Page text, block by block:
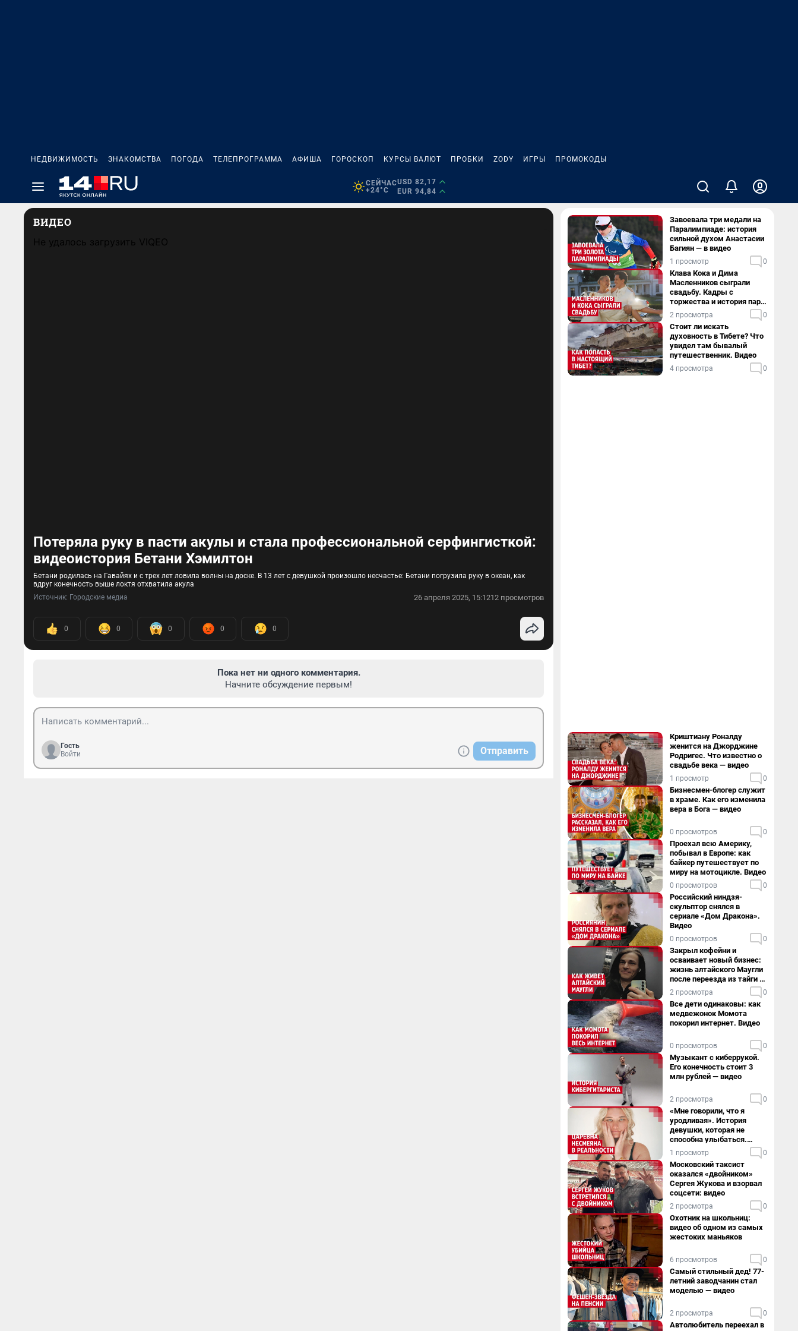
НЕДВИЖИМОСТЬ ЗНАКОМСТВА ПОГОДА ТЕЛЕПРОГРАММА АФИША ГОРОСКОП КУРСЫ ВАЛЮТ ПРОБКИ ZODY ИГРЫ ПРОМОКОДЫ
СЕЙЧАС
+24°C
USD 82,17
EUR 94,84
ВИДЕО
Не удалось загрузить VIQEO
Потеряла руку в пасти акулы и стала профессиональной серфингисткой:
видеоистория Бетани Хэмилтон
Бетани родилась на Гавайях и с трех лет ловила волны на доске. В 13 лет с девушкой произошло несчастье: Бетани погрузила руку в океан, как
вдруг конечность выше локтя отхватила акула
Источник: Городские медиа 26 апреля 2025, 15:1212 просмотров
0 0 0 0 0
Пока нет ни одного комментария.
Начните обсуждение первым!
Гость
Войти
Отправить
Завоевала три медали на
Паралимпиаде: история
сильной духом Анастасии
Багиян — в видео
1 просмотр 0
Клава Кока и Дима
Масленников сыграли
свадьбу. Кадры с
торжества и история пары
— в видео
2 просмотра 0
Стоит ли искать
духовность в Тибете? Что
увидел там бывалый
путешественник. Видео
4 просмотра 0
Криштиану Роналду
женится на Джорджине
Родригес. Что известно о
свадьбе века — видео
1 просмотр 0
Бизнесмен-блогер служит
в храме. Как его изменила
вера в Бога — видео
0 просмотров 0
Проехал всю Америку,
побывал в Европе: как
байкер путешествует по
миру на мотоцикле. Видео
0 просмотров 0
Российский ниндзя-
скульптор снялся в
сериале «Дом Дракона».
Видео
0 просмотров 0
Закрыл кофейни и
осваивает новый бизнес:
жизнь алтайского Маугли
после переезда из тайги в
столицу
2 просмотра 0
Все дети одинаковы: как
медвежонок Момота
покорил интернет. Видео
0 просмотров 0
Музыкант с киберрукой.
Его конечность стоит 3
млн рублей — видео
2 просмотра 0
«Мне говорили, что я
уродливая». История
девушки, которая не
способна улыбаться.
Видео
1 просмотр 0
Московский таксист
оказался «двойником»
Сергея Жукова и взорвал
соцсети: видео
2 просмотра 0
Охотник на школьниц:
видео об одном из самых
жестоких маньяков
6 просмотров 0
Самый стильный дед! 77-
летний заводчанин стал
моделью — видео
2 просмотра 0
Автолюбитель переехал в